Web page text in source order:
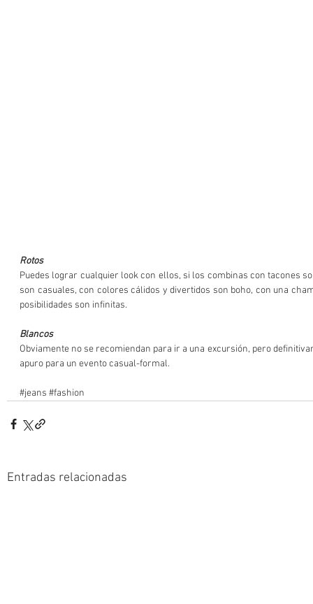
Rotos
Puedes lograr cualquier look con ellos, si los combinas con tacones
son casuales, con colores cálidos y divertidos son boho, con una
posibilidades son infinitas.
Blancos
Obviamente no se recomiendan para ir a una excursión, pero
apuro para un evento casual-formal.
#jeans #fashion
Entradas relacionadas